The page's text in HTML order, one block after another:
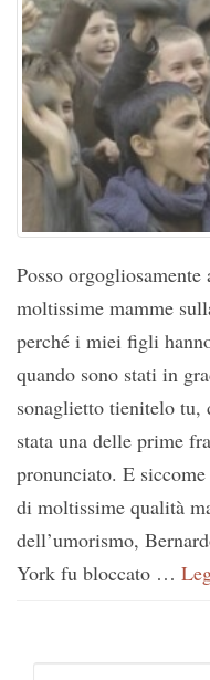
Posso
moltissime mamme
perché i miei figli
quando sono stati in
sonaglietto tienitelo tu,
stata una delle prime
pronunciato. E
di moltissime qualità
dell’umorismo,
York fu bloccato …